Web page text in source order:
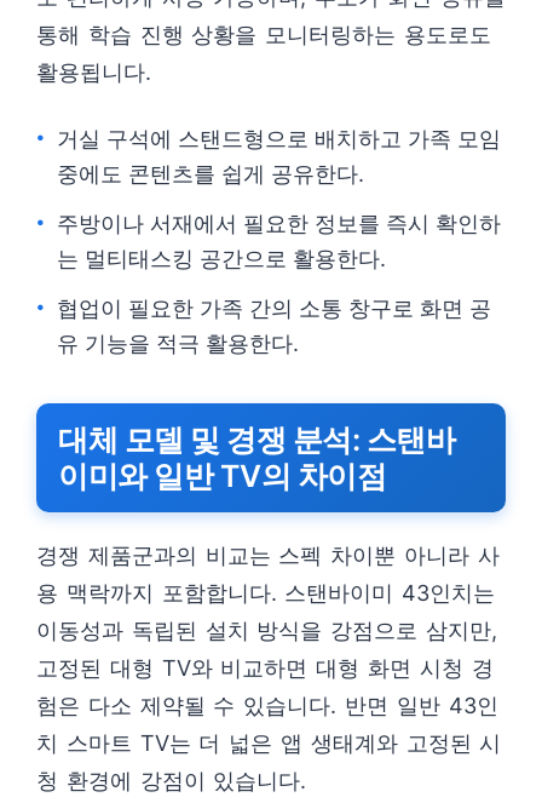
통해 학습 진행 상황을 모니터링하는 용도로도
활용됩니다.
거실 구석에 스탠드형으로 배치하고 가족 모임
중에도 콘텐츠를 쉽게 공유한다.
주방이나 서재에서 필요한 정보를 즉시 확인하
는 멀티태스킹 공간으로 활용한다.
협업이 필요한 가족 간의 소통 창구로 화면 공
유 기능을 적극 활용한다.
대체 모델 및 경쟁 분석: 스탠바
이미와 일반 TV의 차이점
경쟁 제품군과의 비교는 스펙 차이뿐 아니라 사
용 맥락까지 포함합니다. 스탠바이미 43인치는
이동성과 독립된 설치 방식을 강점으로 삼지만,
고정된 대형 TV와 비교하면 대형 화면 시청 경
험은 다소 제약될 수 있습니다. 반면 일반 43인
치 스마트 TV는 더 넓은 앱 생태계와 고정된 시
청 환경에 강점이 있습니다.